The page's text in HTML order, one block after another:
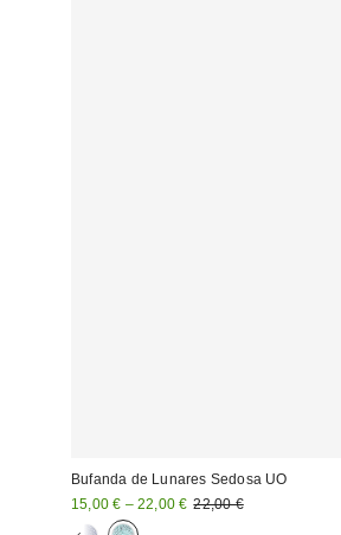
Bufanda de Lunares Sedosa UO
Precio
rebajado:
15,00 € – 22,00 € Precio
22,00 €